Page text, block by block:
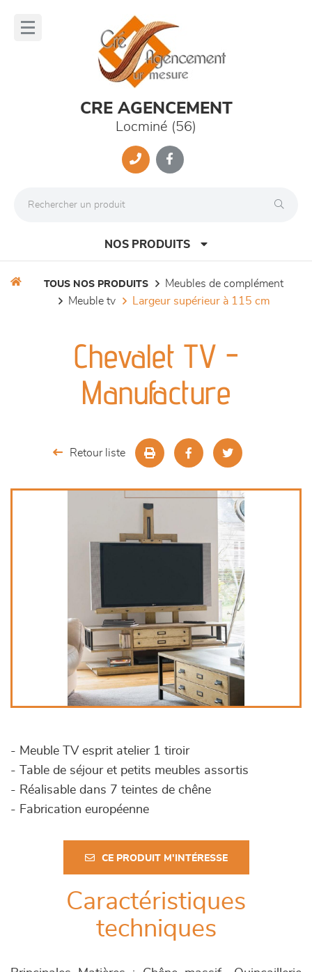
CRE AGENCEMENT
Locminé (56)
NOS PRODUITS
meubles de complément
TOUS NOS PRODUITS
meubles de complément
meuble tv
largeur supérieur à 115 cm
Chevalet TV -
Manufacture
Retour liste
- Meuble TV esprit atelier 1 tiroir
- Table de séjour et petits meubles assortis
- Réalisable dans 7 teintes de chêne
- Fabrication européenne
CE PRODUIT M'INTÉRESSE
Caractéristiques
techniques